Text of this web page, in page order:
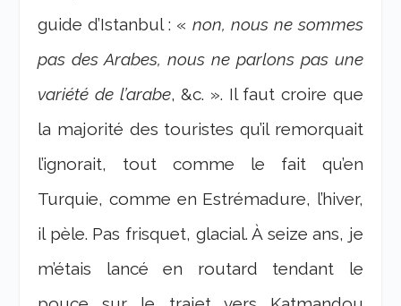
guide d’Istanbul : « non, nous ne sommes
pas des Arabes, nous ne parlons pas une
variété de l’arabe, &c. ». Il faut croire que
la majorité des touristes qu’il remorquait
l’ignorait, tout comme le fait qu’en
Turquie, comme en Estrémadure, l’hiver,
il pèle. Pas frisquet, glacial. À seize ans, je
m’étais lancé en routard tendant le